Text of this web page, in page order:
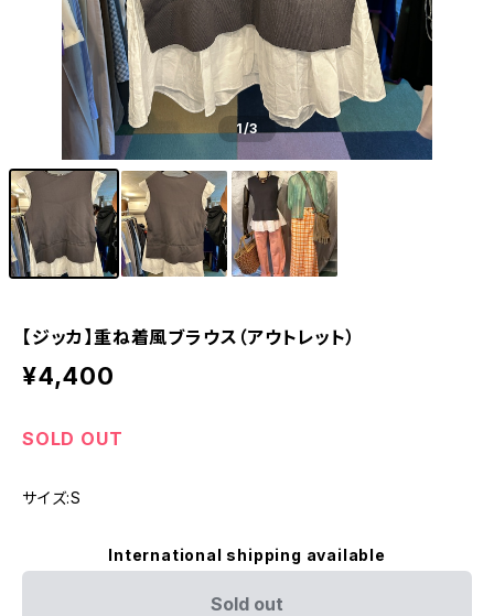
1/3
【ジッカ】重ね着風ブラウス（アウトレット）
¥4,400
SOLD OUT
サイズ:S
International shipping available
Sold out